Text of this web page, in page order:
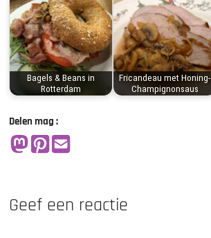
Bagels & Beans in
Rotterdam
Fricandeau met Honing-
Champignonsaus
Delen mag :
Geef een reactie